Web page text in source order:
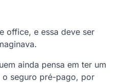
office, e essa deve ser
ainda pensa em ter um
o seguro pré-pago, por